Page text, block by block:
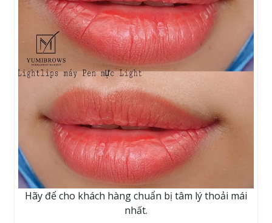
Hãy để cho khách hàng chuẩn bị tâm lý thoải mái
nhất.